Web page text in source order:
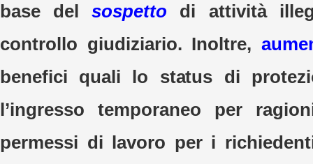
base delsospetto di attività
controllo giudiziario. Inoltre,
benefici quali lo status di
l’ingresso temporaneo per
permessi di lavoro per i